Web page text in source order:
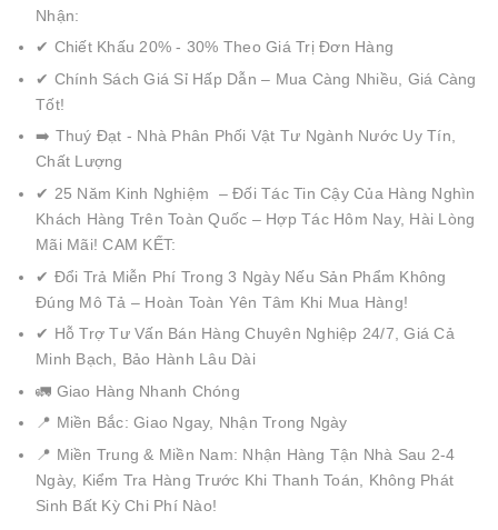
Nhận:
✔ Chiết Khấu 20% - 30% Theo Giá Trị Đơn Hàng
✔ Chính Sách Giá Sỉ Hấp Dẫn – Mua Càng Nhiều, Giá Càng
Tốt!
➡️ Thuý Đạt - Nhà Phân Phối Vật Tư Ngành Nước Uy Tín,
Chất Lượng
✔ 25 Năm Kinh Nghiệm – Đối Tác Tin Cậy Của Hàng Nghìn
Khách Hàng Trên Toàn Quốc – Hợp Tác Hôm Nay, Hài Lòng
Mãi Mãi! CAM KẾT:
✔ Đổi Trả Miễn Phí Trong 3 Ngày Nếu Sản Phẩm Không
Đúng Mô Tả – Hoàn Toàn Yên Tâm Khi Mua Hàng!
✔ Hỗ Trợ Tư Vấn Bán Hàng Chuyên Nghiệp 24/7, Giá Cả
Minh Bạch, Bảo Hành Lâu Dài
🚛 Giao Hàng Nhanh Chóng
📍 Miền Bắc: Giao Ngay, Nhận Trong Ngày
📍 Miền Trung & Miền Nam: Nhận Hàng Tận Nhà Sau 2-4
Ngày, Kiểm Tra Hàng Trước Khi Thanh Toán, Không Phát
Sinh Bất Kỳ Chi Phí Nào!